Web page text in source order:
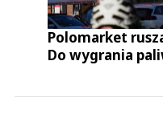
Polomarket
Do wygrania